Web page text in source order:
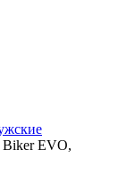
Biker EVO,